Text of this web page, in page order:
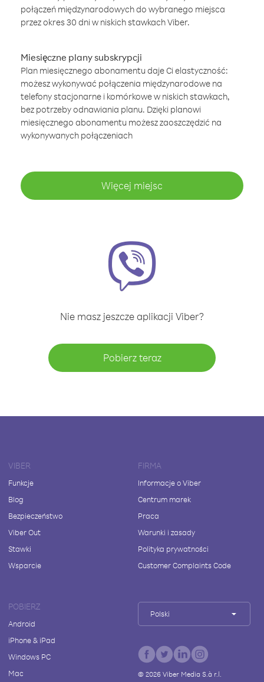
połączeń międzynarodowych do wybranego miejsca
przez okres 30 dni w niskich stawkach Viber.
Miesięczne plany subskrypcji
Plan miesięcznego abonamentu daje Ci elastyczność:
możesz wykonywać połączenia międzynarodowe na
telefony stacjonarne i komórkowe w niskich stawkach,
bez potrzeby odnawiania planu. Dzięki planowi
miesięcznego abonamentu możesz zaoszczędzić na
wykonywanych połączeniach
Więcej miejsc
Nie masz jeszcze aplikacji Viber?
Pobierz teraz
VIBER
Funkcje
Blog
Bezpieczeństwo
Viber Out
Stawki
Wsparcie
FIRMA
Informacje o Viber
Centrum marek
Praca
Warunki i zasady
Polityka prywatności
Customer Complaints Code
POBIERZ
Android
iPhone & iPad
Windows PC
Mac
Polski
© 2026Viber Media S.à r.l.